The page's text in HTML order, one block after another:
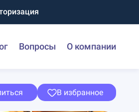
Вопросы О компании
В избранное